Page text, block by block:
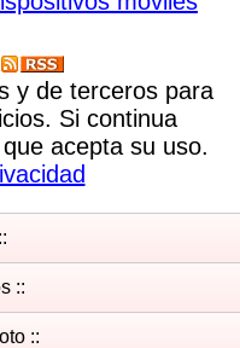
y de terceros para
Si continua
acepta su uso.
::
::